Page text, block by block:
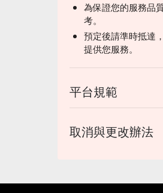
為保證您的服務品
考。
預定後請準時抵達
提供您服務。
平台規範
取消與更改辦法